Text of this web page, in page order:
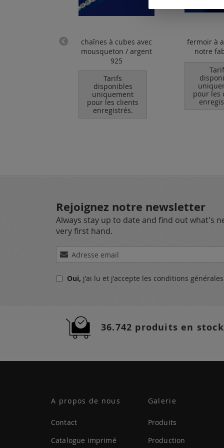
chaînes à cubes avec
mousqueton / argent
925
Tarifs
disponibles
uniquement
pour les clients
enregistrés.
fermoir à
notre
pour les
Rejoignez notre newsletter
Always stay up to date and find out what's
very first hand.
Inscription
à
lettreOui, j'ai lu et j'accepte les conditions générales
36.742 produits en stock
A propos de nous
Contact
Catalogue imprimé
Galerie
Produits
Production